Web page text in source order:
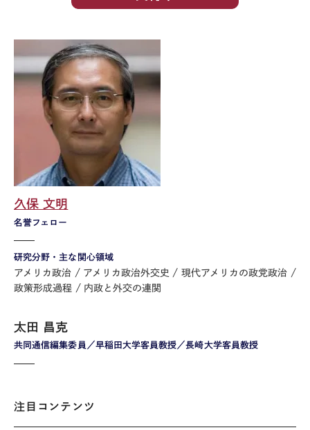
名誉フェロー
久保 文明
研究分野・主な関心領域
アメリカ政治 アメリカ政治外交史
現代アメリカの政党政治
政策形成過程
内政と外交の連関
共同通信編集委員／早稲田大学客員教授／長崎大学客員教授
太田 昌克
注目コンテンツ